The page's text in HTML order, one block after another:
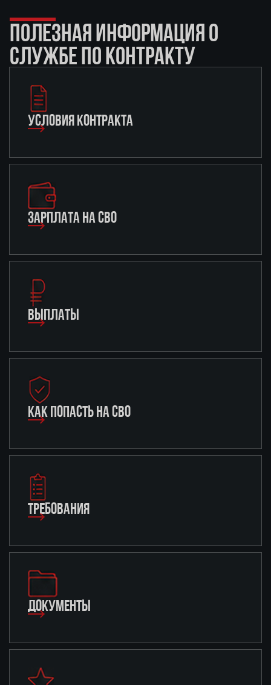
ПОЛЕЗНАЯ ИНФОРМАЦИЯ О
СЛУЖБЕ ПО КОНТРАКТУ
УСЛОВИЯ КОНТРАКТА
ЗАРПЛАТА НА СВО
ВЫПЛАТЫ
КАК ПОПАСТЬ НА СВО
ТРЕБОВАНИЯ
ДОКУМЕНТЫ